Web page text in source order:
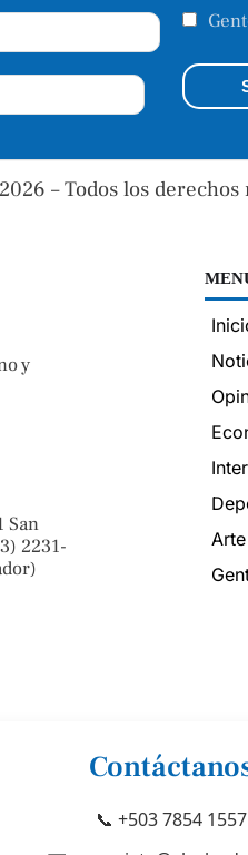
2026 – Todos los derechos
y
San
2231-
📞 +503 7854 1557